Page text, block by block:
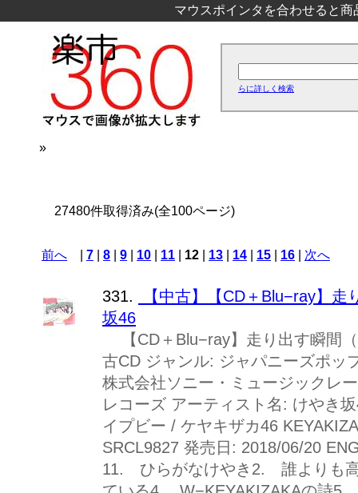
マウスポインタを合わせると
らに詳しく検索
»
27480件取得済み(全100ページ)
前へ 7 8 9 10 11 12 13 14 15 16 次へ
331.
【中古】【CD＋Blu−ray】
坂46
【CD＋Blu−ray】走り出す瞬間
古CD ジャンル: ジャパニーズポッ
株式会社ソニー・ミュージックレ
レコーズ アーティスト名: けやき
イプビー / ケヤキザカ46
SRCL9827 発売日: 2018/06/20
11. ひらがなけやき2. 誰よりも